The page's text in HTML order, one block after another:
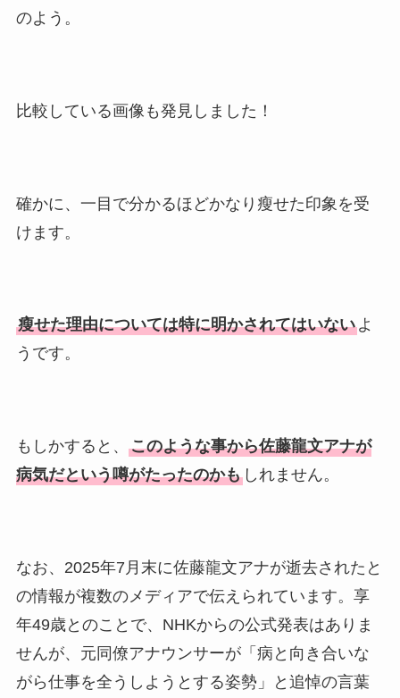
のよう。
比較している画像も発見しました！
確かに、一目で分かるほどかなり瘦せた印象を受
けます。
瘦せた理由については特に明かされてはいないよ
うです。
もしかすると、 このような事から佐藤龍文アナが
病気だという噂がたったのかもしれません。
なお、2025年7月末に佐藤龍文アナが逝去されたと
の情報が複数のメディアで伝えられています。享
年49歳とのことで、NHKからの公式発表はありま
せんが、元同僚アナウンサーが「病と向き合いな
がら仕事を全うしようとする姿勢」と追悼の言葉